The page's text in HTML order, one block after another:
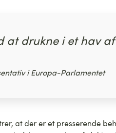
at drukne i et hav
i Europa-Parlamentet
at der er et presserende